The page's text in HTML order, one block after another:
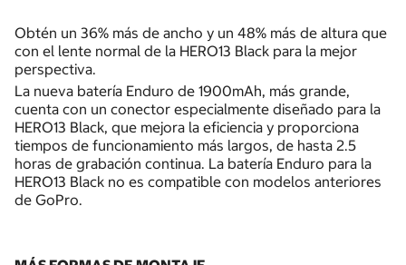
Obtén un 36% más de ancho y un 48% más de altura que
con el lente normal de la HERO13 Black para la mejor
perspectiva.
La nueva batería Enduro de 1900mAh, más grande,
cuenta con un conector especialmente diseñado para la
HERO13 Black, que mejora la eficiencia y proporciona
tiempos de funcionamiento más largos, de hasta 2.5
horas de grabación continua. La batería Enduro para la
HERO13 Black no es compatible con modelos anteriores
de GoPro.